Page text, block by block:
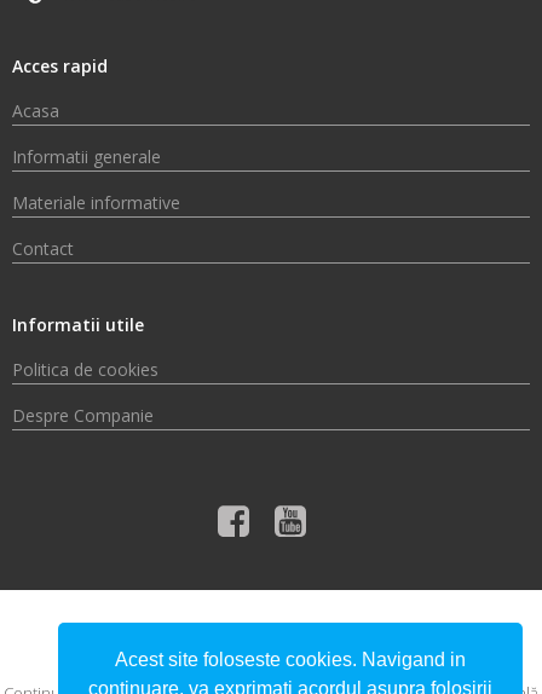
Acces rapid
Acasa
Informatii generale
Materiale informative
Contact
Informatii utile
Politica de cookies
Despre Companie
© 2026 Compania de Apă Someș S.A.
Acest site foloseste cookies. Navigand in
continuare, va exprimati acordul asupra folosirii